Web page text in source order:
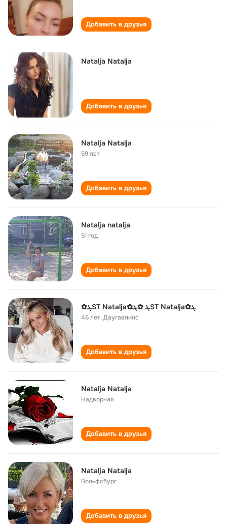
Добавить в друзья
Natalja Natalja
Добавить в друзья
Natalja Natalja
59 лет
Добавить в друзья
Natalja natalja
51 год
Добавить в друзья
✿ܓST Natalja✿ܓ ✿ܓST Natalja✿ܓ
46 лет,Даугавпилс
Добавить в друзья
Natalja Natalja
Надворная
Добавить в друзья
Natalja Natalja
Вольфсбург
Добавить в друзья